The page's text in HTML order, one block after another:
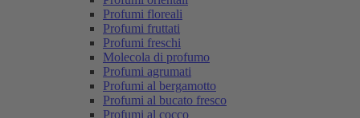
Profumi floreali
Profumi fruttati
Profumi freschi
Molecola di profumo
Profumi agrumati
Profumi al bergamotto
Profumi al bucato fresco
Profumi al cocco